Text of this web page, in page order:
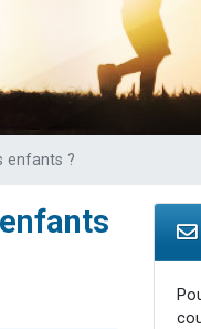
enfants ?